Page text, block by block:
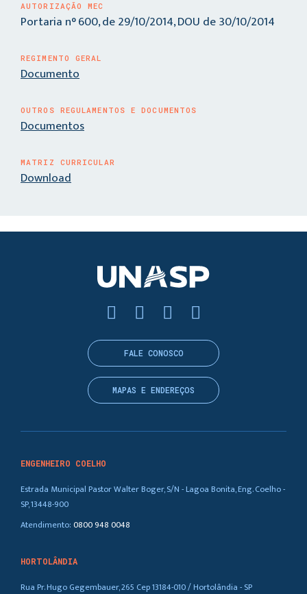
AUTORIZAÇÃO MEC
Portaria n° 600, de 29/10/2014, DOU de 30/10/2014
REGIMENTO GERAL
Documento
OUTROS REGULAMENTOS E DOCUMENTOS
Documentos
MATRIZ CURRICULAR
Download
ENGENHEIRO COELHO
Estrada Municipal Pastor Walter Boger, S/N - Lagoa Bonita, Eng. Coelho -
SP, 13448-900
Atendimento:0800 948 0048
HORTOLÂNDIA
Rua Pr. Hugo Gegembauer, 265 Cep 13184-010 / Hortolândia - SP
FALE CONOSCO
MAPAS E ENDEREÇOS